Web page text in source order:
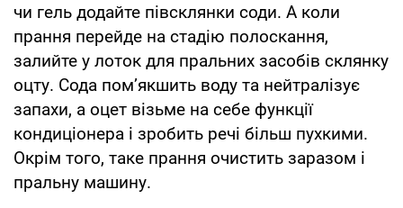
чи гель додайте півсклянки соди. А коли
прання перейде на стадію полоскання,
залийте у лоток для пральних засобів склянку
оцту. Сода пом’якшить воду та нейтралізує
запахи, а оцет візьме на себе функції
кондиціонера і зробить речі більш пухкими.
Окрім того, таке прання очистить заразом і
пральну машину.